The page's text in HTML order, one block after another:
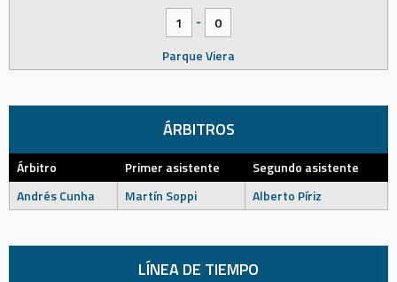
1
-
0
Parque Viera
ÁRBITROS
Árbitro Primer asistente
Segundo asistente
Andrés Cunha
Martín Soppi Alberto Píriz
LÍNEA DE TIEMPO